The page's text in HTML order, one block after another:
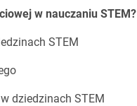
w nauczaniu STEM?
STEM
dziedzinach STEM